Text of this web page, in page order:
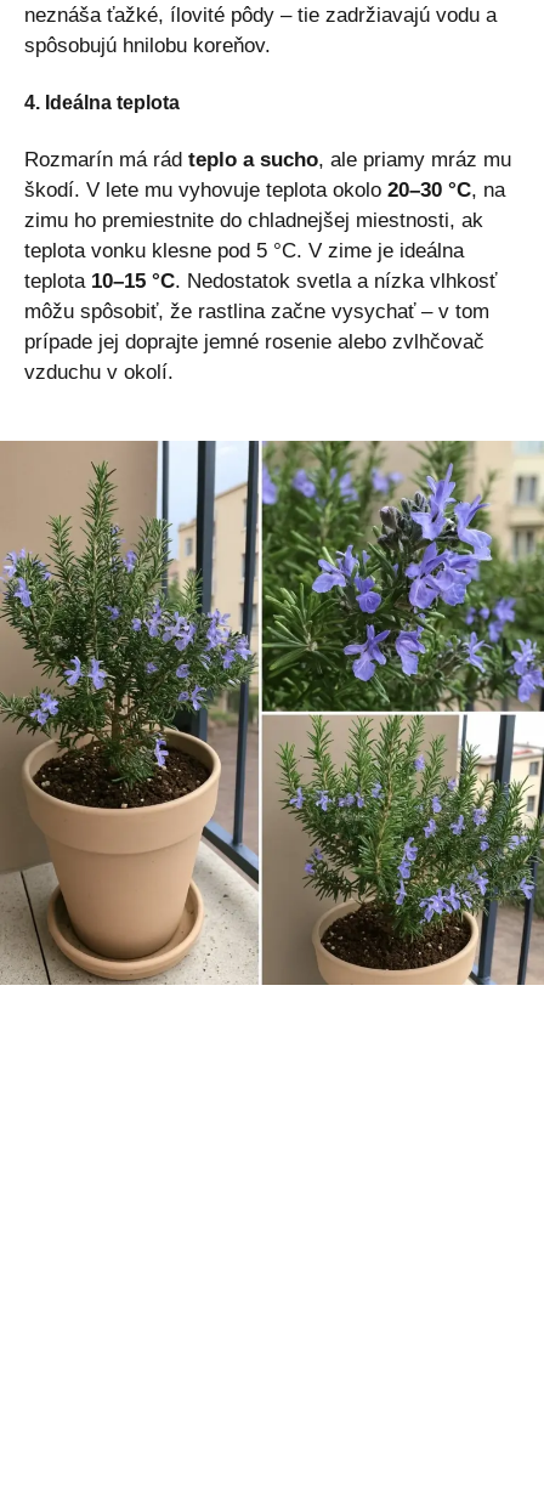
neznáša ťažké, ílovité pôdy – tie zadržiavajú vodu a
spôsobujú hnilobu koreňov.
4. Ideálna teplota
Rozmarín má rád teplo a sucho, ale priamy mráz mu
škodí. V lete mu vyhovuje teplota okolo 20–30 °C, na
zimu ho premiestnite do chladnejšej miestnosti, ak
teplota vonku klesne pod 5 °C. V zime je ideálna
teplota 10–15 °C. Nedostatok svetla a nízka vlhkosť
môžu spôsobiť, že rastlina začne vysychať – v tom
prípade jej doprajte jemné rosenie alebo zvlhčovač
vzduchu v okolí.